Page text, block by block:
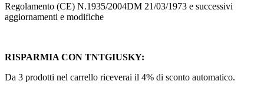
Regolamento (CE) N.1935/2004DM 21/03/1973 e successivi
aggiornamenti e modifiche
RISPARMIA CON TNTGIUSKY:
Da 3 prodotti nel carrello riceverai il 4% di sconto automatico.